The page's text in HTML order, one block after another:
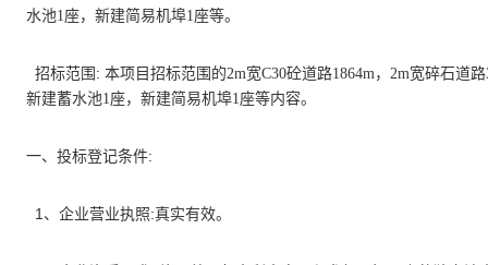
水池1座，新建简易机埠1座等。
招标范围 : 本项目招标范围的2m宽C30砼道路1864m， 2m宽碎石道路
新建蓄水池1座，新建简易机埠1座等内容。
一、投标登记条件:
1 、企业营业执照:真实有效。